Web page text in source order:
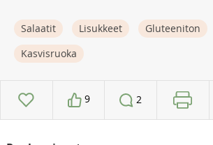
Salaatit Lisukkeet Gluteeniton
Kasvisruoka
9 2